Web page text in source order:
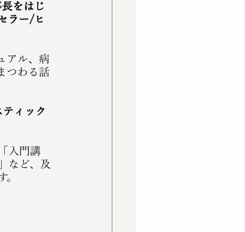
をはじ
ラー/ヒ
アル、病
つわる話
ィック
入門講
など、及